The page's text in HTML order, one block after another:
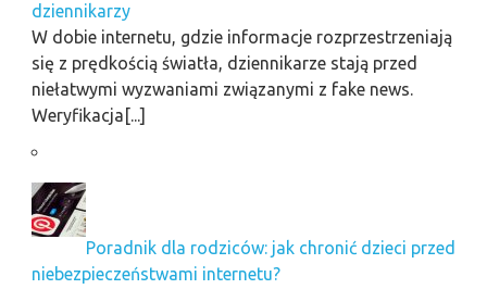
dziennikarzy
W dobie internetu, gdzie informacje rozprzestrzeniają
się z prędkością światła, dziennikarze stają przed
niełatwymi wyzwaniami związanymi z fake news.
Weryfikacja[...]
Poradnik dla rodziców: jak chronić dzieci przed
niebezpieczeństwami internetu?